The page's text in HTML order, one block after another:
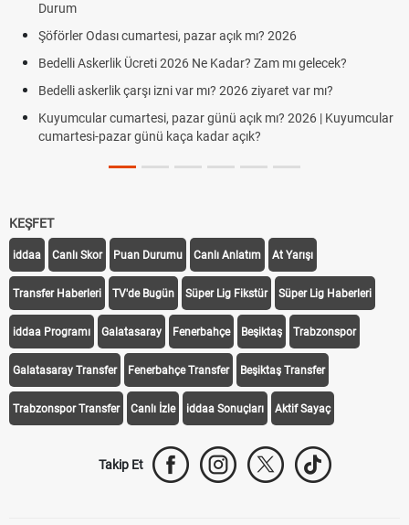
pazar açık mı? 2026
2026 Ne Kadar? Zam mı gelecek?
izni var mı? 2026 ziyaret var mı?
pazar günü açık mı? 2026 | Kuyumcular
günü kaça kadar açık?
KEŞFET
iddaa Canlı Skor Puan Durumu Canlı Anlatım At Yarışı
Transfer Haberleri TV'de Bugün Süper Lig Fikstür Süper Lig Haberleri
iddaa Programı Galatasaray Fenerbahçe Beşiktaş Trabzonspor
Galatasaray Transfer Fenerbahçe Transfer Beşiktaş Transfer
Trabzonspor Transfer Canlı İzle iddaa Sonuçları Aktif Sayaç
Takip Et